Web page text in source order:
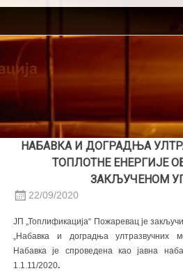
Skip
content
НАБАВКА И ДОГРАДЊА
ТОПЛОТНЕ ЕНЕРГИЈЕ
ЗАКЉУЧЕНОМ
22/09/2020
ЈП „Топлификација“ Пожаревац је
„Набавка и доградња ултразвучних
Набавка је спроведена као јавна
1.1.11/2020.